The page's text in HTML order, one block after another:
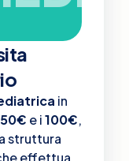
in
50€ e i100€,
struttura
effettua